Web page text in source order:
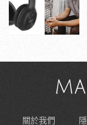
關於我們